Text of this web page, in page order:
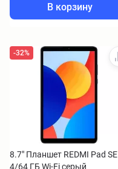
В корзину
-32%
8.7" Планшет REDMI Pad SE
4/64 ГБ Wi-Fi серый